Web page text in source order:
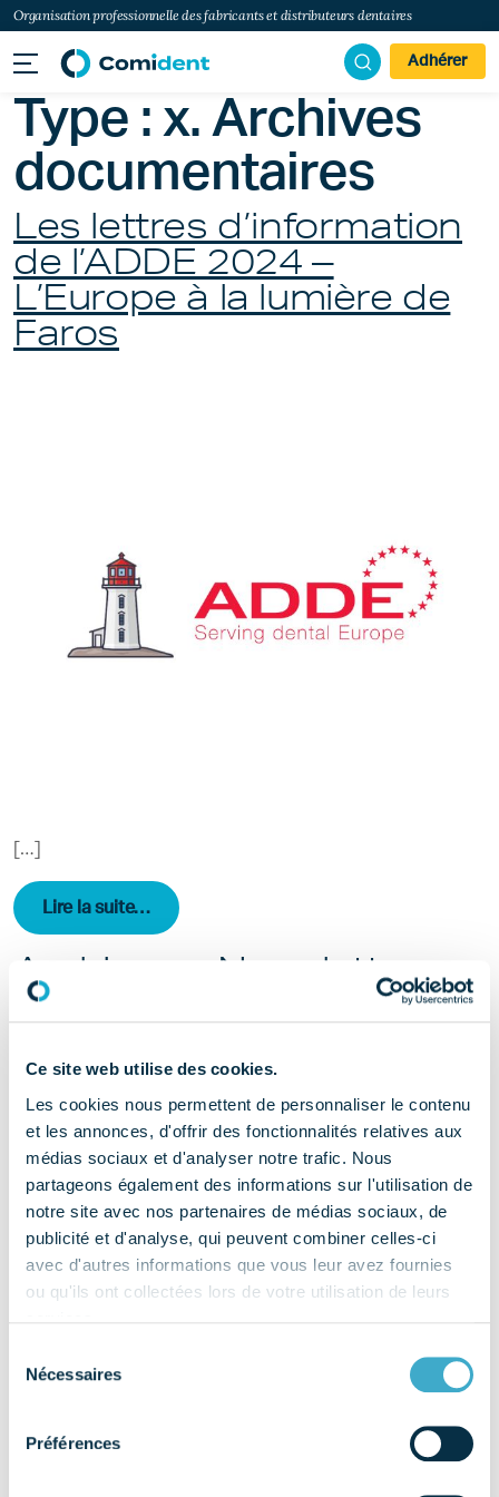
Ce site web utilise des cookies.
Les cookies nous permettent de personnaliser le contenu
et les annonces, d'offrir des fonctionnalités relatives aux
médias sociaux et d'analyser notre trafic. Nous
partageons également des informations sur l'utilisation de
notre site avec nos partenaires de médias sociaux, de
publicité et d'analyse, qui peuvent combiner celles-ci
avec d'autres informations que vous leur avez fournies
ou qu'ils ont collectées lors de votre utilisation de leurs
Nécessaires
Préférences
Organisation professionnelle des fabricants et distributeurs dentaires
Adhérer
Type : x. Archives
documentaires
Les lettres d’information
de l’ADDE 2024 –
L’Europe à la lumière de
Faros
[…]
Lire la suite…from Les lettres d’information de l’ADDE
Archives – Newsletters
règlementaires